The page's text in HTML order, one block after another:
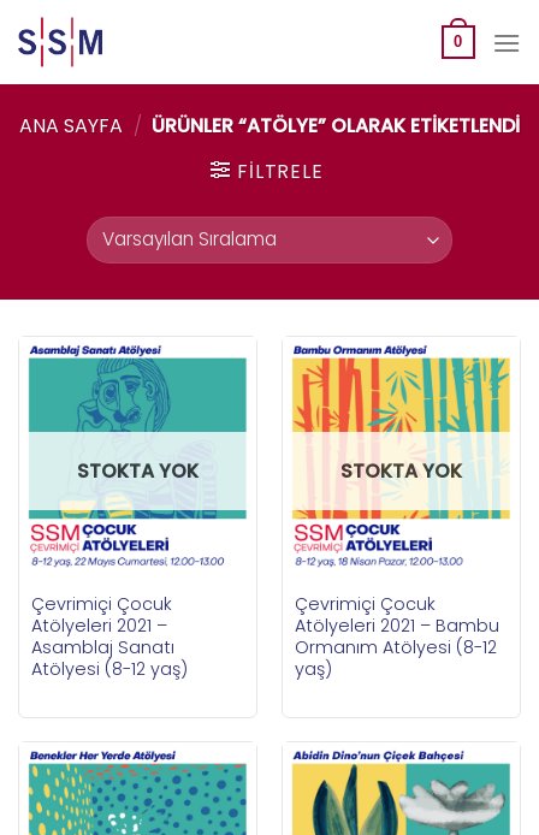
to
content
0
ANA SAYFA / ÜRÜNLER “ATÖLYE” OLARAK ETIKETLENDI
FILTRELE
STOKTA YOK
Çevrimiçi Çocuk
Atölyeleri 2021 –
Asamblaj Sanatı
Atölyesi (8-12 yaş)
STOKTA YOK
Çevrimiçi Çocuk
Atölyeleri 2021 – Bambu
Ormanım Atölyesi (8-12
yaş)